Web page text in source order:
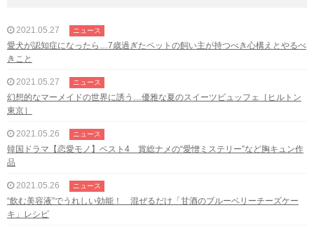
2021.05.27 ニュース
愛犬が認知症になったら…7歳過ぎたペットの飼い主が持つべき心構えとやるべ
きこと
2021.05.27 ニュース
幻想的なマーメイドの世界に誘う…優雅な夏のスイーツビュッフェ［ヒルトン
東京］
2021.05.26 ニュース
韓国ドラマ【恋愛モノ】ベスト4 賞総ナメの“愛憎ミステリー”など胸キュン作
品
2021.05.26 ニュース
“飲む美容液”でうれしい効能！ 混ぜるだけ「甘酒のブルーベリーチーズケー
キ」レシピ